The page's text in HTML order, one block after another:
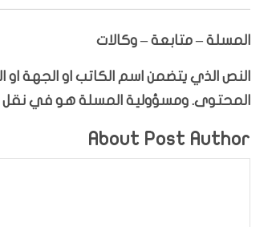
المسلة – متابعة – وكالات
النص الذي يتضمن اسم الكاتب او الجهة او
المحتوى. ومسؤولية المسلة هو في نقل
About Post Author